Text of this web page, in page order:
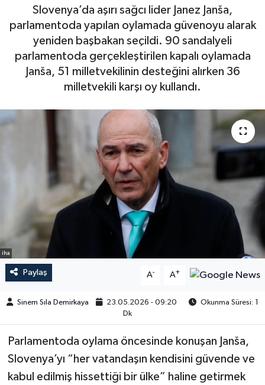
Slovenya’da aşırı sağcı lider Janez Janša,
parlamentoda yapılan oylamada güvenoyu alarak
yeniden başbakan seçildi. 90 sandalyeli
parlamentoda gerçekleştirilen kapalı oylamada
Janša, 51 milletvekilinin desteğini alırken 36
milletvekili karşı oy kullandı.
iha
Paylaş A- A+
Sinem Sıla Demirkaya 23.05.2026 - 09:20
Okunma Süresi: 1
Dk
Parlamentoda oylama öncesinde konuşan Janša,
Slovenya’yı “her vatandaşın kendisini güvende ve
kabul edilmiş hissettiği bir ülke” haline getirmek